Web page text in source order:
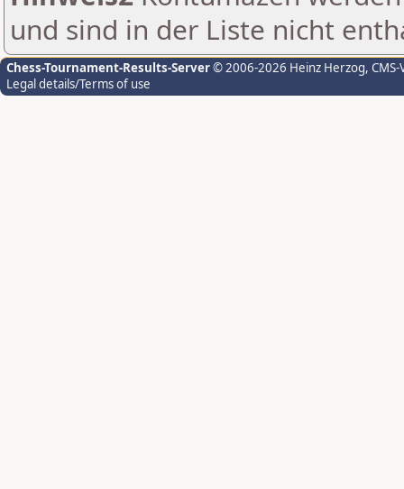
und sind in der Liste nicht
Chess-Tournament-Results-Server© 2006-2026 Heinz Herzog,
Legal details/Terms of use